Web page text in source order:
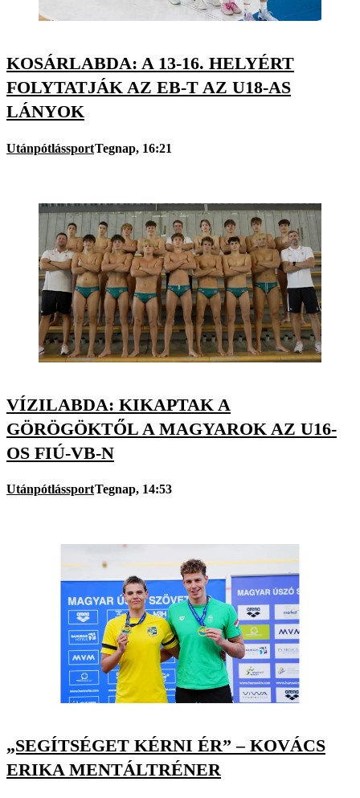
KOSÁRLABDA: A 13-16. HELYÉRT
FOLYTATJÁK AZ EB-T AZ U18-AS
LÁNYOK
UtánpótlássportTegnap, 16:21
VÍZILABDA: KIKAPTAK A
GÖRÖGÖKTŐL A MAGYAROK AZ U16-
OS FIÚ-VB-N
UtánpótlássportTegnap, 14:53
„SEGÍTSÉGET KÉRNI ÉR” – KOVÁCS
ERIKA MENTÁLTRÉNER